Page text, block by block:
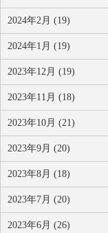
2024年2月 (19)
2024年1月 (19)
2023年12月 (19)
2023年11月 (18)
2023年10月 (21)
2023年9月 (20)
2023年8月 (18)
2023年7月 (20)
2023年6月 (26)